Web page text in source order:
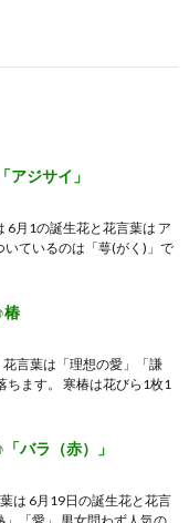
アジサイ」
6月1の誕生花と花言葉は ア
いているのは「萼(がく)」で
椿
言葉は「理想の愛」「謙
ます。 寒椿は花びら1枚1
バラ（赤）」
は 6月19日の誕生花と花言